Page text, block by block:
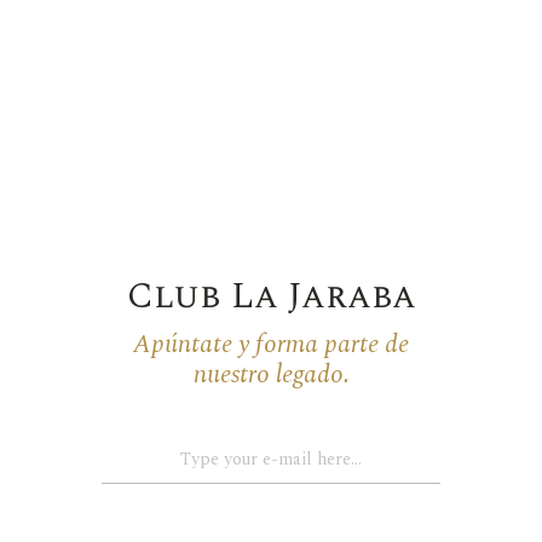
Club La Jaraba
Apúntate y forma parte de
nuestro legado.